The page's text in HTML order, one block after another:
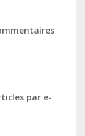
par e-